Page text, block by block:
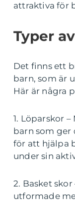
attraktiva för
Typer
Det finns ett
barn, som är
Här är några
1. Löparskor
barn som
för att hjälpa
under sin
2. Basket
utformade